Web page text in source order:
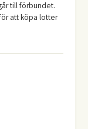
till förbundet.
att köpa lotter